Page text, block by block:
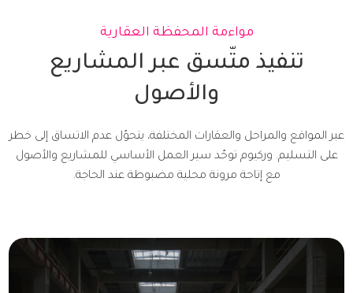
مواءمة المحفظة العقارية
تنفيذ متّسق عبر المشاريع
والأصول
عبر المواقع والمراحل والعقارات المختلفة، يتحوّل عدم الاتساق إلى خطر
على التسليم. وركيوم توحّد سير العمل الأساسي للمشاريع والأصول
مع إتاحة مرونة محلية مضبوطة عند الحاجة.